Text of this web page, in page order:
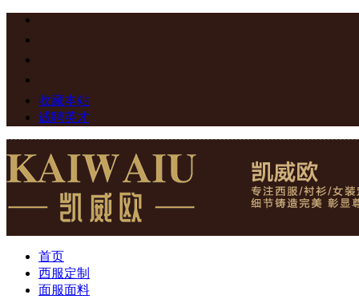
收藏本站
诚聘英才
首页
西服定制
面服面料